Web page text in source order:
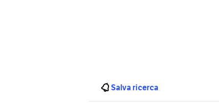
Salva ricerca